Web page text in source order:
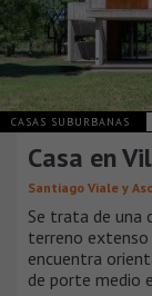
CASAS SUBURBANAS
Casa en
Santiago Viale y
Se trata de una
terreno
encuentra
de porte medio